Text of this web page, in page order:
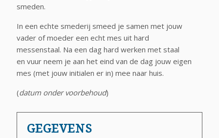
smeden.
In een echte smederij smeed je samen met jouw
vader of moeder een echt mes uit hard
messenstaal. Na een dag hard werken met staal
en vuur neem je aan het eind van de dag jouw eigen
mes (met jouw initialen er in) mee naar huis.
(datum onder voorbehoud)
GEGEVENS